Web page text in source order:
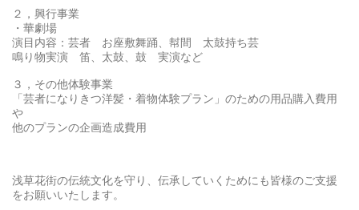
２，興行事業
・華劇場
演目内容：芸者 お座敷舞踊、幇間 太鼓持ち芸
鳴り物実演 笛、太鼓、鼓 実演など
３，その他体験事業
「芸者になりきつ洋髪・着物体験プラン」のための用品購入費用
や
他のプランの企画造成費用
浅草花街の伝統文化を守り、伝承していくためにも皆様のご支援
をお願いいたします。